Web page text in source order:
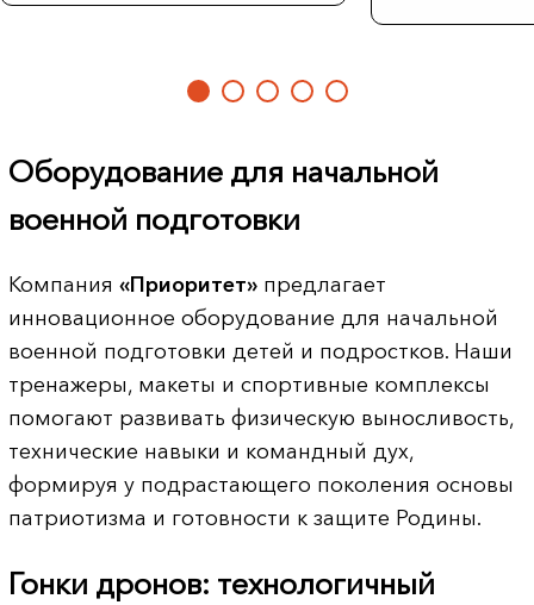
Оборудование для начальной
военной подготовки
Компания«Приоритет» предлагает
инновационное оборудование для начальной
военной подготовки детей и подростков. Наши
тренажеры, макеты и спортивные комплексы
помогают развивать физическую выносливость,
технические навыки и командный дух,
формируя у подрастающего поколения основы
патриотизма и готовности к защите Родины.
Гонки дронов: технологичный